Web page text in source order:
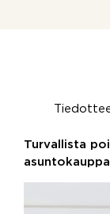
Turvallista